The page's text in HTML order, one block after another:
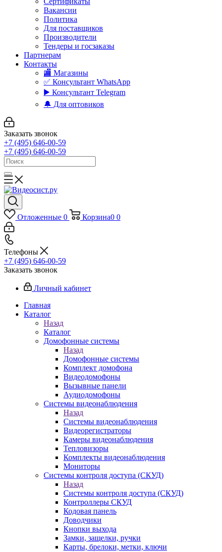
Вакансии
Политика
Для поставщиков
Производители
Тендеры и госзаказы
Партнерам
Контакты
🏬 Магазины
✅️ Консультант WhatsApp
▶️ Консультант Telegram
🔔 Для оптовиков
Заказать звонок
+7 (495) 646-00-59
+7 (495) 646-00-59
Отложенные 0 Корзина0 0
Телефоны
+7 (495) 646-00-59
Заказать звонок
Личный кабинет
Главная
Каталог
Назад
Каталог
Домофонные системы
Назад
Домофонные системы
Комплект домофона
Видеодомофоны
Вызывные панели
Аудиодомофоны
Системы видеонаблюдения
Назад
Системы видеонаблюдения
Видеорегистраторы
Камеры видеонаблюдения
Тепловизоры
Комплекты видеонаблюдения
Мониторы
Системы контроля доступа (СКУД)
Назад
Системы контроля доступа (СКУД)
Контроллеры СКУД
Кодовая панель
Доводчики
Кнопки выхода
Замки, защелки, ручки
Карты, брелоки, метки, ключи